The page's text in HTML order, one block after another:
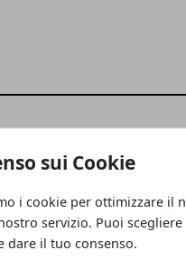
sui Cookie
i cookie per ottimizzare il
servizio. Puoi scegliere
dare il tuo consenso.